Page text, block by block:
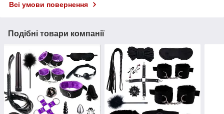
Всі умови повернення
Подібні товари компанії